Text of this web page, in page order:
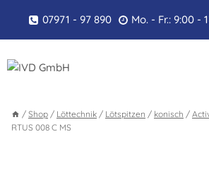
springen
07971 - 97 890 Mo. - Fr.: 9:00 -
/ Shop / Löttechnik / Lötspitzen / konisch /
RTUS 008 C MS